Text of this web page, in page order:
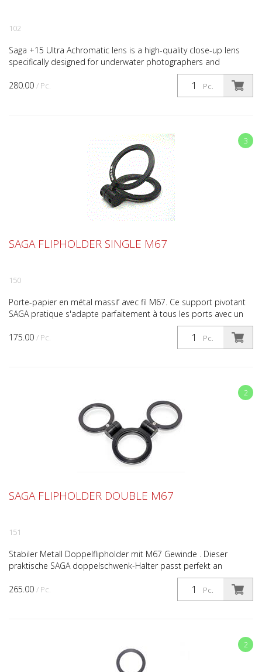
280.00 / Pc. Pc.
102
Saga +15 Ultra Achromatic lens is a high-quality close-up lens
specifically designed for underwater photographers and
videographers. Hard anodized coating 40 micron 2 BK7...
3
175.00 / Pc. Pc.
SAGA FLIPHOLDER SINGLE M67
150
Porte-papier en métal massif avec fil M67. Ce support pivotant
SAGA pratique s'adapte parfaitement à tous les ports avec un
filetage de 67 mm. Les boîtiers d'appareils ph...
2
265.00 / Pc. Pc.
SAGA FLIPHOLDER DOUBLE M67
151
Stabiler Metall Doppelflipholder mit M67 Gewinde . Dieser
praktische SAGA doppelschwenk-Halter passt perfekt an
sämtliche Ports mit 67mm Gewinde. Unterwasser Kamera-
Gehäu...
2